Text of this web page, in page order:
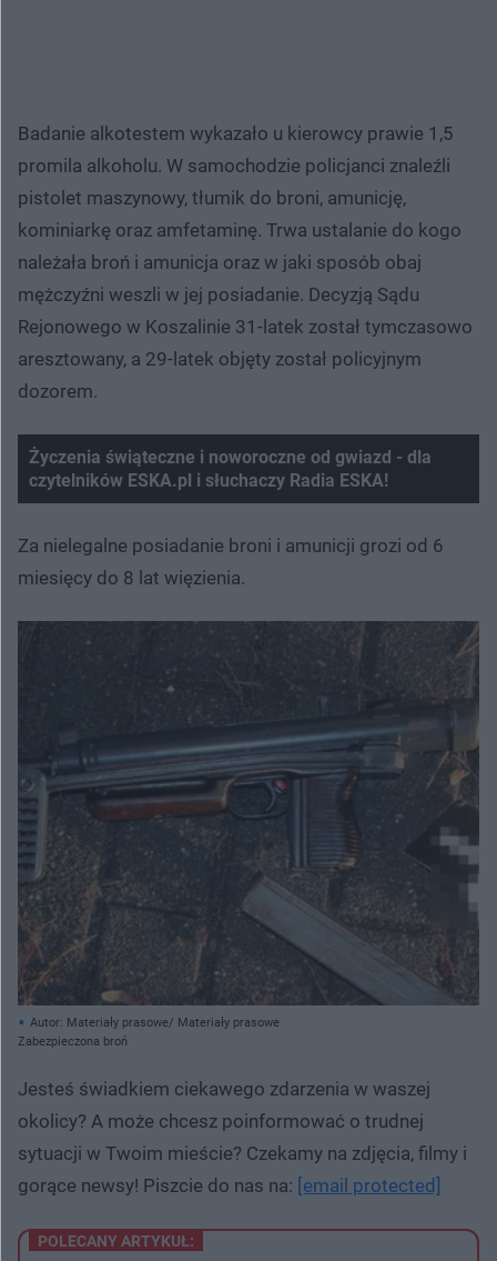
Badanie alkotestem wykazało u kierowcy prawie 1,5
promila alkoholu. W samochodzie policjanci znaleźli
pistolet maszynowy, tłumik do broni, amunicję,
kominiarkę oraz amfetaminę. Trwa ustalanie do kogo
należała broń i amunicja oraz w jaki sposób obaj
mężczyźni weszli w jej posiadanie. Decyzją Sądu
Rejonowego w Koszalinie 31-latek został tymczasowo
aresztowany, a 29-latek objęty został policyjnym
dozorem.
Życzenia świąteczne i noworoczne od gwiazd - dla
czytelników ESKA.pl i słuchaczy Radia ESKA!
Za nielegalne posiadanie broni i amunicji grozi od 6
miesięcy do 8 lat więzienia.
Autor: Materiały prasowe/ Materiały prasowe
Zabezpieczona broń
Jesteś świadkiem ciekawego zdarzenia w waszej
okolicy? A może chcesz poinformować o trudnej
sytuacji w Twoim mieście? Czekamy na zdjęcia, filmy i
gorące newsy! Piszcie do nas na: [email protected]
POLECANY ARTYKUŁ: